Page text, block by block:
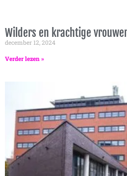
Wilders en krachtige
december 12, 2024
Verder lezen »